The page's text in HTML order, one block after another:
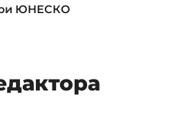
ЮНЕСКО